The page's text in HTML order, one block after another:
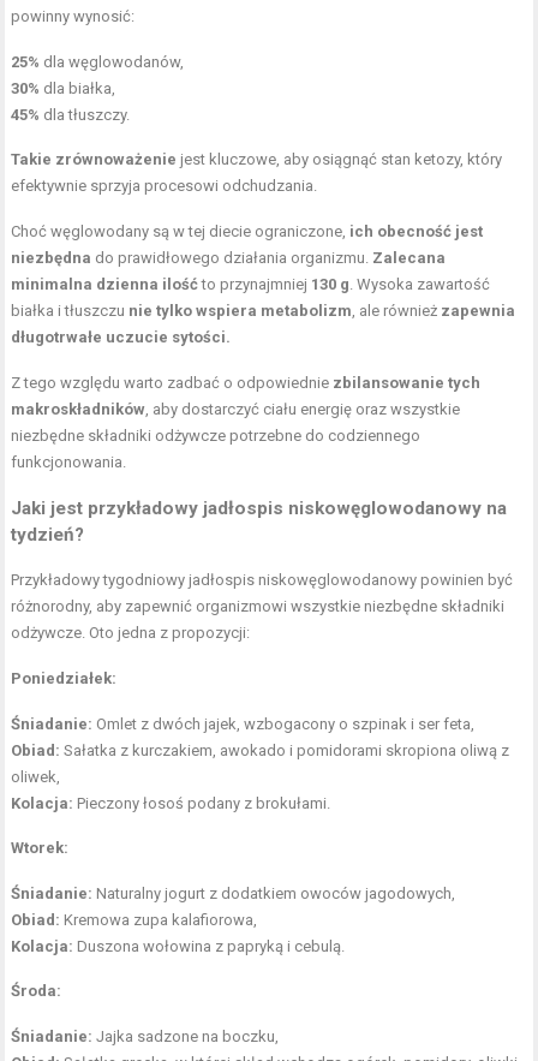
powinny wynosić:
25% dla węglowodanów,
30% dla białka,
45% dla tłuszczy.
Takie zrównoważenie jest kluczowe, aby osiągnąć stan ketozy, który
efektywnie sprzyja procesowi odchudzania.
Choć węglowodany są w tej diecie ograniczone, ich obecność jest
niezbędna do prawidłowego działania organizmu. Zalecana
minimalna dzienna ilośćto przynajmniej 130 g. Wysoka zawartość
białka i tłuszczu nie tylko wspiera metabolizm, ale również zapewnia
długotrwałe uczucie sytości.
Z tego względu warto zadbać o odpowiednie zbilansowanie tych
makroskładników, aby dostarczyć ciału energię oraz wszystkie
niezbędne składniki odżywcze potrzebne do codziennego
funkcjonowania.
Jaki jest przykładowy jadłospis niskowęglowodanowy na
tydzień?
Przykładowy tygodniowy jadłospis niskowęglowodanowy powinien być
różnorodny, aby zapewnić organizmowi wszystkie niezbędne składniki
odżywcze. Oto jedna z propozycji:
Poniedziałek:
Śniadanie: Omlet z dwóch jajek, wzbogacony o szpinak i ser feta,
Obiad: Sałatka z kurczakiem, awokado i pomidorami skropiona oliwą z
oliwek,
Kolacja: Pieczony łosoś podany z brokułami.
Wtorek:
Śniadanie: Naturalny jogurt z dodatkiem owoców jagodowych,
Obiad: Kremowa zupa kalafiorowa,
Kolacja: Duszona wołowina z papryką i cebulą.
Środa:
Śniadanie: Jajka sadzone na boczku,